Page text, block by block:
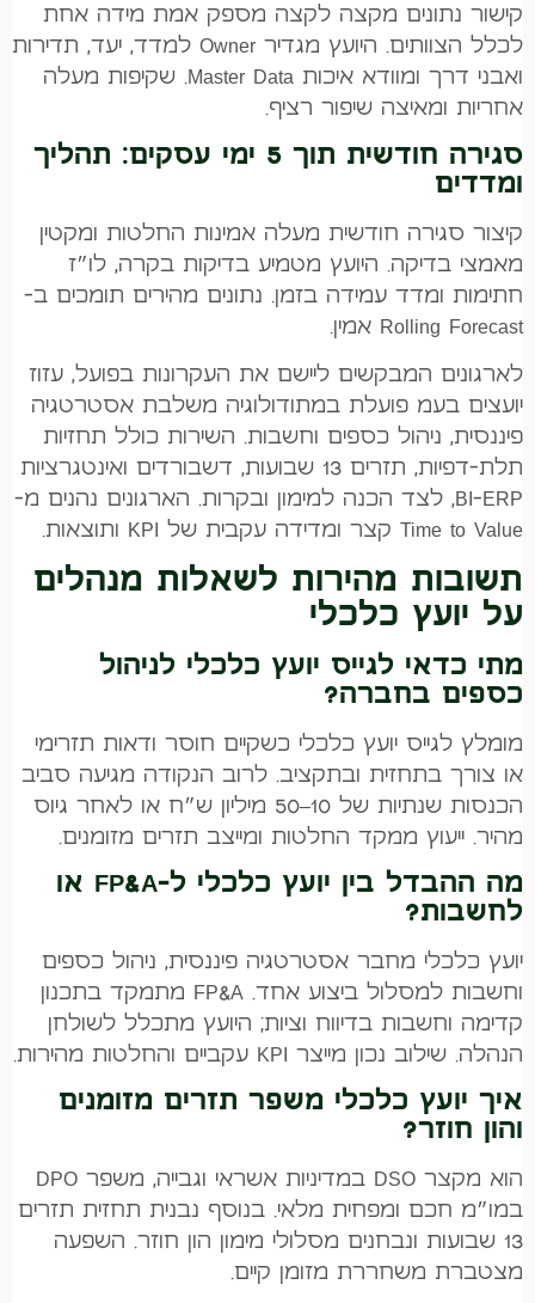
קישור נתונים מקצה לקצה מספק אמת מידה אחת
לכלל הצוותים. היועץ מגדיר Owner למדד, יעד, תדירות
ואבני דרך ומוודא איכות Master Data. שקיפות מעלה
אחריות ומאיצה שיפור רציף.
סגירה חודשית תוך 5 ימי עסקים: תהליך
ומדדים
קיצור סגירה חודשית מעלה אמינות החלטות ומקטין
מאמצי בדיקה. היועץ מטמיע בדיקות בקרה, לו״ז
חתימות ומדד עמידה בזמן. נתונים מהירים תומכים ב-
Rolling Forecast אמין.
לארגונים המבקשים ליישם את העקרונות בפועל, עזוז
יועצים בעמ פועלת במתודולוגיה משלבת אסטרטגיה
פיננסית, ניהול כספים וחשבות. השירות כולל תחזיות
תלת-דפיות, תזרים 13 שבועות, דשבורדים ואינטגרציות
BI-ERP, לצד הכנה למימון ובקרות. הארגונים נהנים מ-
Time to Value קצר ומדידה עקבית של KPI ותוצאות.
תשובות מהירות לשאלות מנהלים
על יועץ כלכלי
מתי כדאי לגייס יועץ כלכלי לניהול
כספים בחברה?
מומלץ לגייס יועץ כלכלי כשקיים חוסר ודאות תזרימי
או צורך בתחזית ובתקציב. לרוב הנקודה מגיעה סביב
הכנסות שנתיות של 10–50 מיליון ש״ח או לאחר גיוס
מהיר. ייעוץ ממקד החלטות ומייצב תזרים מזומנים.
מה ההבדל בין יועץ כלכלי ל-FP&A או
לחשבות?
יועץ כלכלי מחבר אסטרטגיה פיננסית, ניהול כספים
וחשבות למסלול ביצוע אחד. FP&A מתמקד בתכנון
קדימה וחשבות בדיווח וציות; היועץ מתכלל לשולחן
הנהלה. שילוב נכון מייצר KPI עקביים והחלטות מהירות.
איך יועץ כלכלי משפר תזרים מזומנים
והון חוזר?
הוא מקצר DSO במדיניות אשראי וגבייה, משפר DPO
במו״מ חכם ומפחית מלאי. בנוסף נבנית תחזית תזרים
13 שבועות ונבחנים מסלולי מימון הון חוזר. השפעה
מצטברת משחררת מזומן קיים.